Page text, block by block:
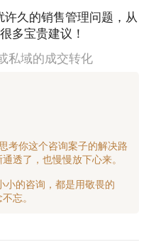
许久的销售管理问题，从
多宝贵建议！
私域的成交转化
考你这个咨询案子的解决路
透了，也慢慢放下心来。
小的咨询，都是用敬畏的